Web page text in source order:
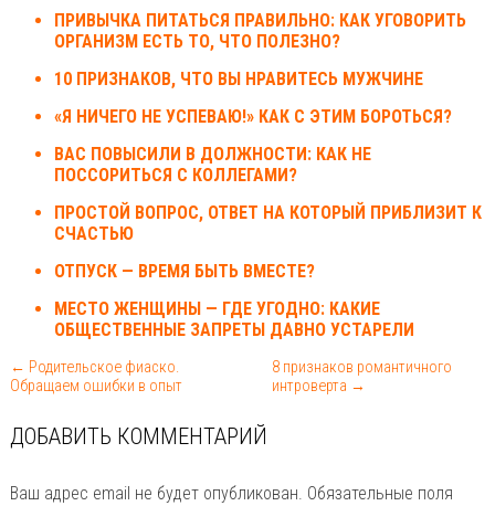
ПРИВЫЧКА ПИТАТЬСЯ ПРАВИЛЬНО: КАК УГОВОРИТЬ
ОРГАНИЗМ ЕСТЬ ТО, ЧТО ПОЛЕЗНО?
10 ПРИЗНАКОВ, ЧТО ВЫ НРАВИТЕСЬ МУЖЧИНЕ
«Я НИЧЕГО НЕ УСПЕВАЮ!» КАК С ЭТИМ БОРОТЬСЯ?
ВАС ПОВЫСИЛИ В ДОЛЖНОСТИ: КАК НЕ
ПОССОРИТЬСЯ С КОЛЛЕГАМИ?
ПРОСТОЙ ВОПРОС, ОТВЕТ НА КОТОРЫЙ ПРИБЛИЗИТ К
СЧАСТЬЮ
ОТПУСК — ВРЕМЯ БЫТЬ ВМЕСТЕ?
МЕСТО ЖЕНЩИНЫ — ГДЕ УГОДНО: КАКИЕ
ОБЩЕСТВЕННЫЕ ЗАПРЕТЫ ДАВНО УСТАРЕЛИ
← Родительское фиаско.
Обращаем ошибки в опыт
8 признаков романтичного
интроверта →
ДОБАВИТЬ КОММЕНТАРИЙ
Ваш адрес email не будет опубликован. Обязательные поля